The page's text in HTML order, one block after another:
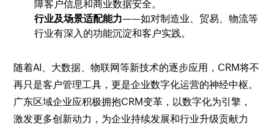
障客户信息和商业数据安全。
行业及场景适配能力——如对制造业、贸易、物流等
行业有深入的功能沉淀和客户实践。
随着AI、大数据、物联网等新技术的逐步应用，CRM将不
再只是客户管理工具，更是企业数字化运营的神经中枢。
广东区域企业应积极拥抱CRM变革，以数字化为引擎，
激发更多创新动力，为企业持续发展和行业升级贡献力